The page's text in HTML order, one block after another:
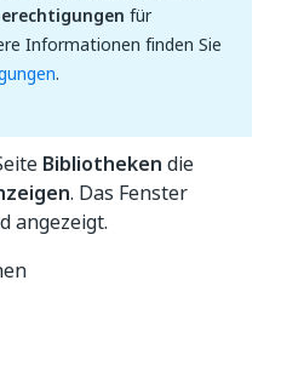
für
Informationen finden Sie
.
Bibliotheken die
. Das Fenster
angezeigt.